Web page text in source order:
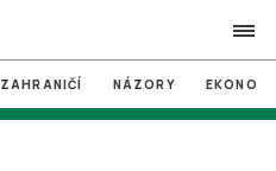
search
ZAHRANIČÍ NÁZORY